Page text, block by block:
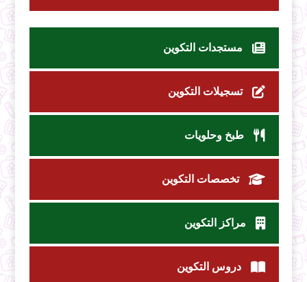
مستجدات التكوين
تسجيلات التكوين
طبخ وحلويات
تخصصات التكوين
مراكز التكوين
دروس التكوين